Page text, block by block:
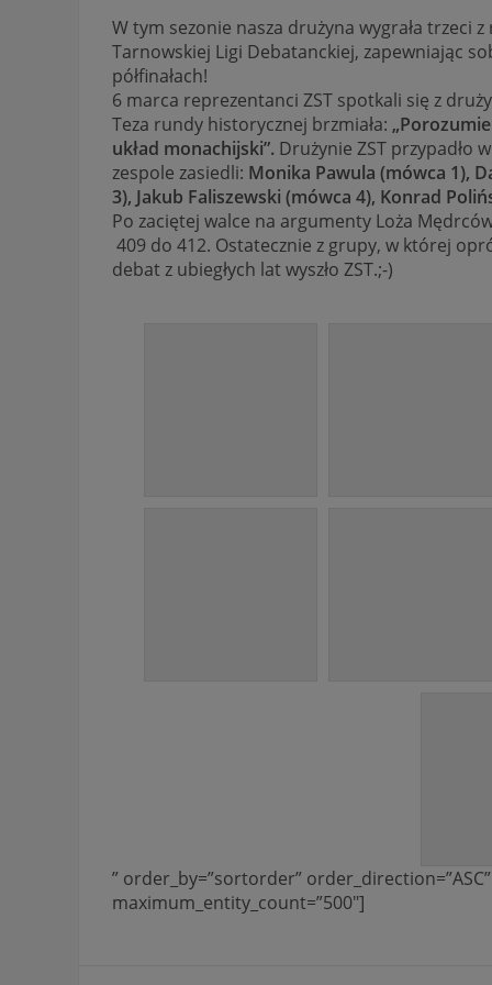
W tym sezonie nasza drużyna wygrała trzeci
Tarnowskiej Ligi Debatanckiej, zapewniając
półfinałach!
6 marca reprezentanci ZST spotkali się z
Teza rundy historycznej brzmiała:
układ monachijski”. Drużynie ZST przypadło
zespole zasiedli: Monika Pawula (mówca 1),
3), Jakub Faliszewski (mówca 4), Konrad
Po zaciętej walce na argumenty Loża
409 do 412. Ostatecznie z grupy, w której
debat z ubiegłych lat wyszło ZST.;-)
” order_by=”sortorder”
maximum_entity_count=”500″]